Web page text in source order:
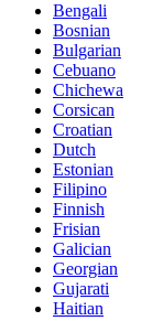
Bengali
Bosnian
Bulgarian
Cebuano
Chichewa
Corsican
Croatian
Dutch
Estonian
Filipino
Finnish
Frisian
Galician
Georgian
Gujarati
Haitian